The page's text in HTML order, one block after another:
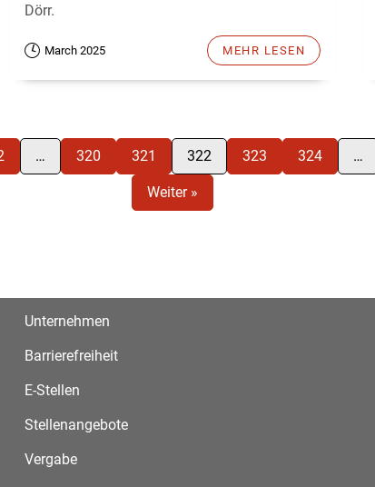
Dörr.
March 2025 MEHR LESEN
… 320 321 322 323 324 …
Weiter »
Unternehmen
Barrierefreiheit
E-Stellen
Stellenangebote
Vergabe